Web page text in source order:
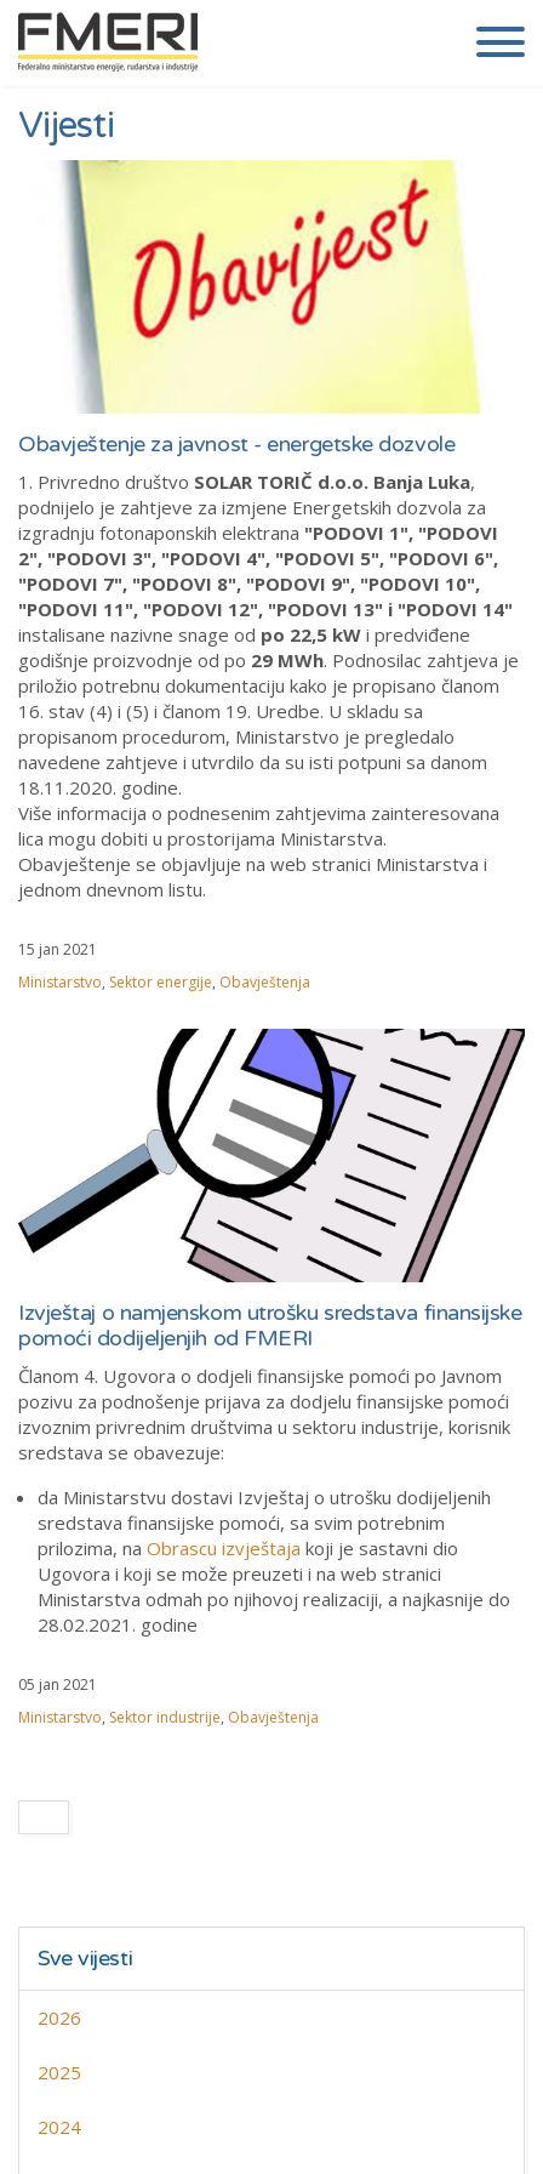
Vijesti
Obavještenje za javnost - energetske dozvole
1. Privredno društvo SOLAR TORIČ d.o.o. Banja Luka,
podnijelo je zahtjeve za izmjene Energetskih dozvola za
izgradnju fotonaponskih elektrana "PODOVI 1", "PODOVI
2", "PODOVI 3", "PODOVI 4", "PODOVI 5", "PODOVI 6",
"PODOVI 7", "PODOVI 8", "PODOVI 9", "PODOVI 10",
"PODOVI 11", "PODOVI 12", "PODOVI 13" i "PODOVI 14"
instalisane nazivne snage od po 22,5 kW i predviđene
godišnje proizvodnje od po 29 MWh. Podnosilac zahtjeva je
priložio potrebnu dokumentaciju kako je propisano članom
16. stav (4) i (5) i članom 19. Uredbe. U skladu sa
propisanom procedurom, Ministarstvo je pregledalo
navedene zahtjeve i utvrdilo da su isti potpuni sa danom
18.11.2020. godine.
Više informacija o podnesenim zahtjevima zainteresovana
lica mogu dobiti u prostorijama Ministarstva.
Obavještenje se objavljuje na web stranici Ministarstva i
jednom dnevnom listu.
15 jan 2021
Ministarstvo, Sektor energije, Obavještenja
Izvještaj o namjenskom utrošku sredstava finansijske
pomoći dodijeljenjih od FMERI
Članom 4. Ugovora o dodjeli finansijske pomoći po Javnom
pozivu za podnošenje prijava za dodjelu finansijske pomoći
izvoznim privrednim društvima u sektoru industrije, korisnik
sredstava se obavezuje:
da Ministarstvu dostavi Izvještaj o utrošku dodijeljenih
sredstava finansijske pomoći, sa svim potrebnim
prilozima, na Obrascu izvještaja koji je sastavni dio
Ugovora i koji se može preuzeti i na web stranici
Ministarstva odmah po njihovoj realizaciji, a najkasnije do
28.02.2021. godine
05 jan 2021
Ministarstvo, Sektor industrije, Obavještenja
Sve vijesti
2026
2025
2024